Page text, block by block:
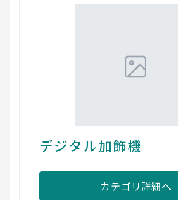
デジタル加飾機
カテゴリ詳細へ